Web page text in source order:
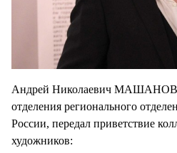
Андрей Николаевич МАШАНОВ,
отделения регионального
России, передал приветствие
художников: